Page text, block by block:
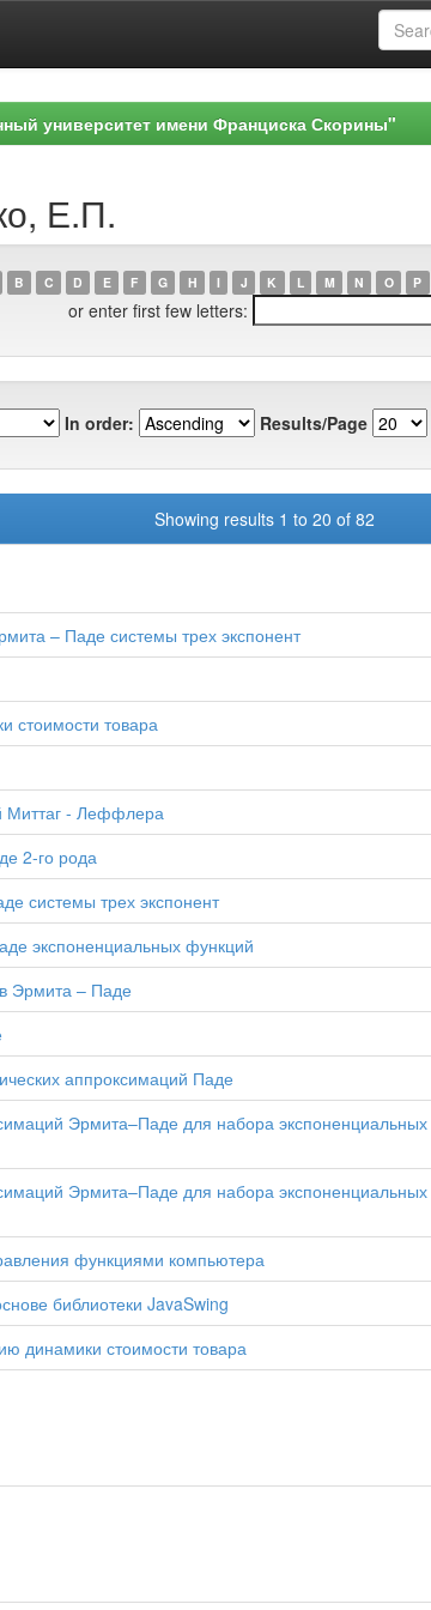
университет имени Франциска Скорины"
Е.П.
B C D E F G H I J K L M N O P
or enter first few letters:
In order: Results/Page
Showing results 1 to 20 of 82
– Паде системы трех экспонент
стоимости товара
Миттаг - Леффлера
2-го рода
системы трех экспонент
экспоненциальных функций
Эрмита – Паде
аппроксимаций Паде
Эрмита–Паде для набора экспоненциальных
Эрмита–Паде для набора экспоненциальных
функциями компьютера
библиотеки JavaSwing
динамики стоимости товара